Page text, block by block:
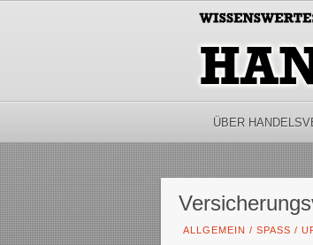
ÜBER
ALLGEMEIN /SPASS /